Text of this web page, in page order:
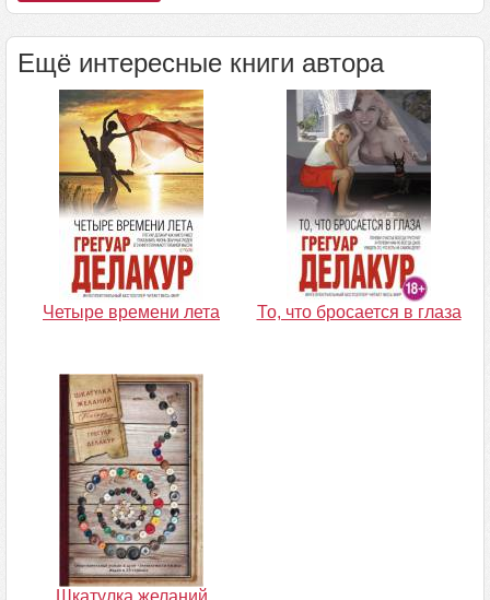
Ещё интересные книги автора
Четыре времени лета То, что бросается в глаза
Шкатулка желаний